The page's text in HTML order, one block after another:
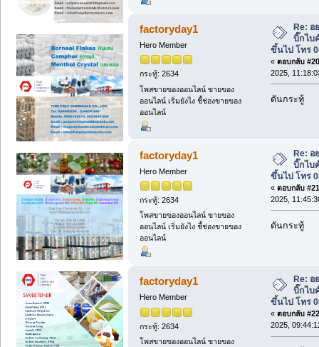
factoryday1
Hero Member
กระทู้: 2634
โพสขายของออนไลน์ ขายของ
ออนไลน์ เริ่มยังไง ชี้ช่องขายของ
ออนไลน์
Re: อ
บิ๊กไบ
ขึ้นไป โทร
« ตอบกลับ
2025,
ดันกระทู้
factoryday1
Hero Member
กระทู้: 2634
โพสขายของออนไลน์ ขายของ
ออนไลน์ เริ่มยังไง ชี้ช่องขายของ
ออนไลน์
Re: อ
บิ๊กไบ
ขึ้นไป โทร
« ตอบกลับ
2025,
ดันกระทู้
factoryday1
Hero Member
กระทู้: 2634
โพสขายของออนไลน์ ขายของ
Re: อ
บิ๊กไบ
ขึ้นไป โทร
« ตอบกลับ
2025,